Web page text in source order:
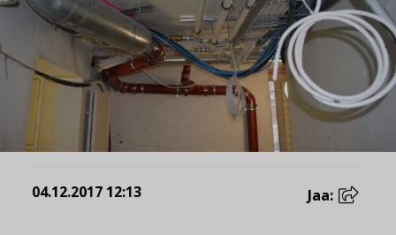
04.12.2017 12:13 Jaa: